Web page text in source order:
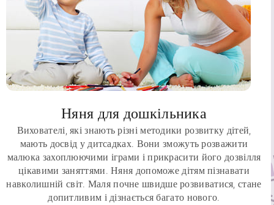
Няня для дошкільника
Вихователі, які знають різні методики розвитку дітей,
мають досвід у дитсадках. Вони зможуть розважити
малюка захоплюючими іграми і прикрасити його дозвілля
цікавими заняттями. Няня допоможе дітям пізнавати
навколишній світ. Маля почне швидше розвиватися, стане
допитливим і дізнається багато нового.